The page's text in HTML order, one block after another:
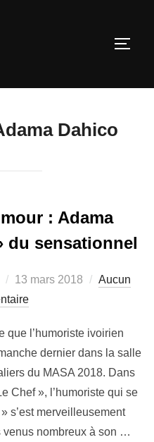
Dahico
: Adama
du sensationnel
13 mars 2018
Aucun
que l’humoriste ivoirien
dernier dans la salle
du MASA 2018. Dans
Chef », l’humoriste qui se
s’est merveilleusement
venus nombreux à son …